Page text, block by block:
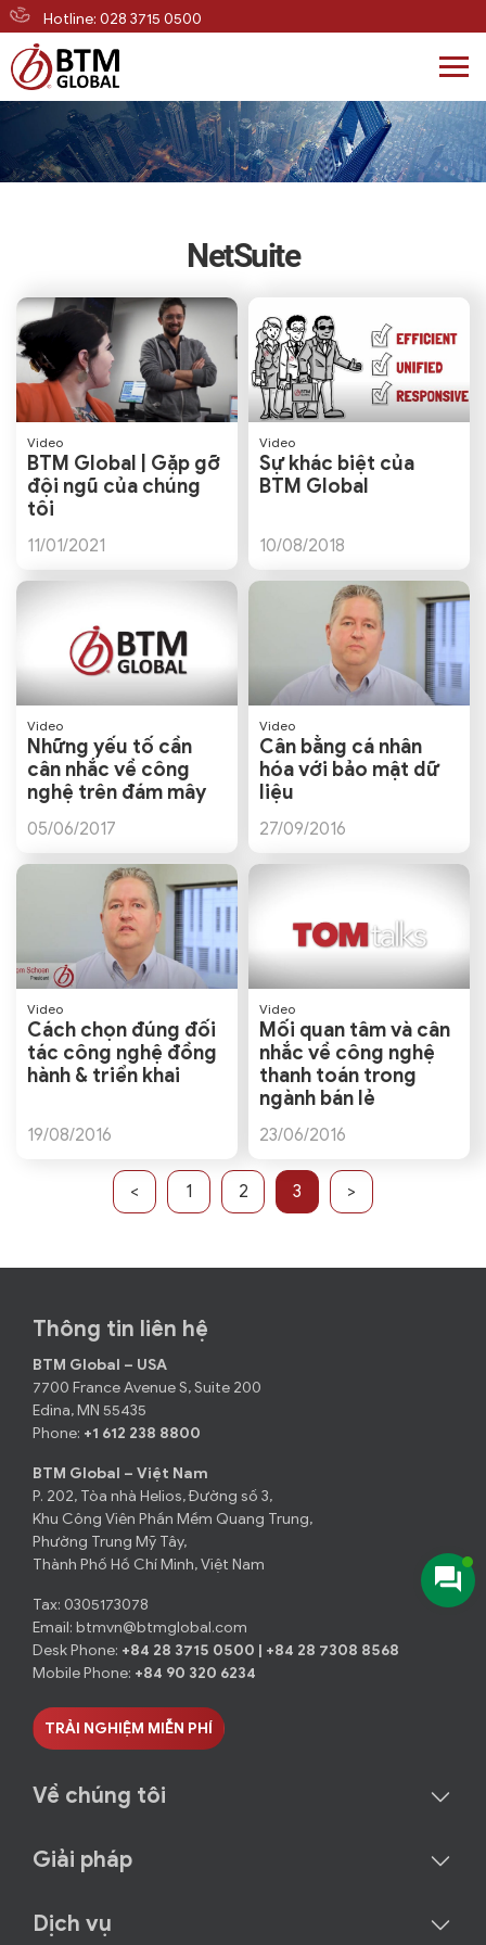
Hotline: 028 3715 0500
Skip
content
NetSuite
Video
BTM Global | Gặp gỡ
đội ngũ của chúng
tôi
11/01/2021
Video
Sự khác biệt của
BTM Global
10/08/2018
Video
Những yếu tố cần
cân nhắc về công
nghệ trên đám mây
05/06/2017
Video
Cân bằng cá nhân
hóa với bảo mật dữ
liệu
27/09/2016
Video
Cách chọn đúng đối
tác công nghệ đồng
hành & triển khai
19/08/2016
Video
Mối quan tâm và cân
nhắc về công nghệ
thanh toán trong
ngành bán lẻ
23/06/2016
< 1 2 3 >
Thông tin liên hệ
BTM Global – USA
7700 France Avenue S, Suite 200
Edina, MN 55435
Phone: +1 612 238 8800
BTM Global – Việt Nam
P. 202, Tòa nhà Helios, Đường số 3,
Khu Công Viên Phần Mềm Quang Trung,
Phường Trung Mỹ Tây,
Thành Phố Hồ Chí Minh, Việt Nam
Tax: 0305173078
Email: btmvn@btmglobal.com
Desk Phone: +84 28 3715 0500 | +84 28 7308 8568
Mobile Phone: +84 90 320 6234
TRẢI NGHIỆM MIỄN PHÍ
Về chúng tôi
Giải pháp
Dịch vụ